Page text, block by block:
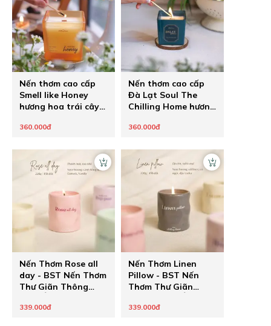
Nến thơm cao cấp
Smell like Honey
hương hoa trái cây
360.000đ
Nến thơm cao cấp
Đà Lạt Soul The
Chilling Home hương
360.000đ
Nến Thơm Rose all
day - BST Nến Thơm
Thư Giãn Thông
Pastel của The
339.000đ
Nến Thơm Linen
Pillow - BST Nến
Thơm Thư Giãn
Healing Pastel của
339.000đ